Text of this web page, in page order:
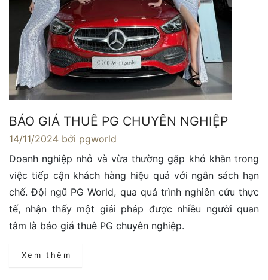
BÁO GIÁ THUÊ PG CHUYÊN NGHIỆP
14/11/2024 bởi pgworld
Doanh nghiệp nhỏ và vừa thường gặp khó khăn trong
việc tiếp cận khách hàng hiệu quả với ngân sách hạn
chế. Đội ngũ PG World, qua quá trình nghiên cứu thực
tế, nhận thấy một giải pháp được nhiều người quan
tâm là báo giá thuê PG chuyên nghiệp.
Xem thêm